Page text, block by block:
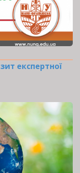
експертної